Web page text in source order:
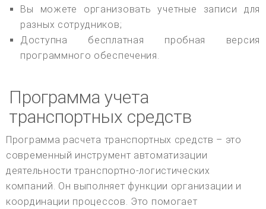
Вы можете организовать учетные записи для
разных сотрудников;
Доступна бесплатная пробная версия
программного обеспечения.
Программа учета
транспортных средств
Программа расчета транспортных средств – это
современный инструмент автоматизации
деятельности транспортно-логистических
компаний. Он выполняет функции организации и
координации процессов. Это помогает